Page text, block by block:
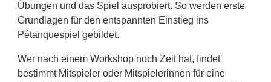
Übungen und das Spiel ausprobiert. So werden erste
Grundlagen für den entspannten Einstieg ins
Pétanquespiel gebildet.
Wer nach einem Workshop noch Zeit hat, findet
bestimmt Mitspieler oder Mitspielerinnen für eine